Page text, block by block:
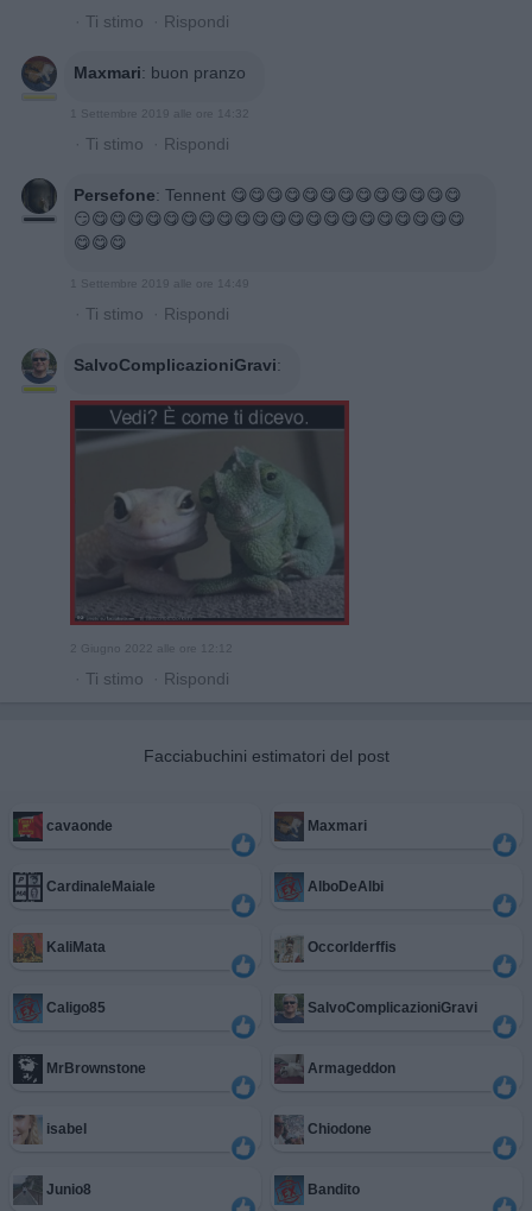
· Ti stimo · Rispondi
Maxmari: buon pranzo
1 Settembre 2019 alle ore 14:32
· Ti stimo · Rispondi
Persefone: Tennent 😋😋😋😋😋😋😋😋😋😋😋😋😋
😏😋😋😋😋😋😋😋😋😋😋😋😋😋😋😋😋😋😋😋😋😋
😋😋😋
1 Settembre 2019 alle ore 14:49
· Ti stimo · Rispondi
SalvoComplicazioniGravi:
2 Giugno 2022 alle ore 12:12
· Ti stimo · Rispondi
Facciabuchini estimatori del post
cavaonde Maxmari
CardinaleMaiale AlboDeAlbi
KaliMata OccorIderffis
Caligo85 SalvoComplicazioniGravi
MrBrownstone Armageddon
isabel Chiodone
Junio8 Bandito